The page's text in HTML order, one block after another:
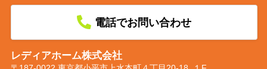
電話でお問い合わせ
レディアホーム株式会社